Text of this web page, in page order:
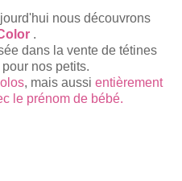
nous découvrons
.
dans la vente de tétines
nos petits.
, mais aussi entièrement
le prénom de bébé.